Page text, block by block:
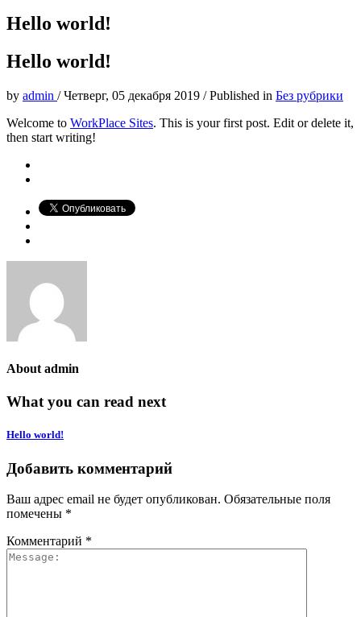
Hello world!
Hello world!
by admin /Четверг, 05 декабря 2019 /Published in Без рубрики
Welcome to WorkPlace Sites. This is your first post. Edit or delete it,
then start writing!
About admin
What you can read next
Hello world!
Добавить комментарий
Ваш адрес email не будет опубликован. Обязательные поля
помечены *
Комментарий *